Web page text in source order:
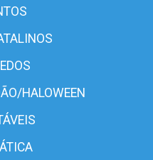
HALOWEEN